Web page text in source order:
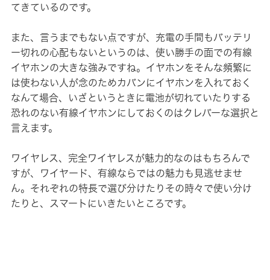
てきているのです。
また、言うまでもない点ですが、充電の手間もバッテリ
ー切れの心配もないというのは、使い勝手の面での有線
イヤホンの大きな強みですね。イヤホンをそんな頻繁に
は使わない人が念のためカバンにイヤホンを入れておく
なんて場合、いざというときに電池が切れていたりする
恐れのない有線イヤホンにしておくのはクレバーな選択と
言えます。
ワイヤレス、完全ワイヤレスが魅力的なのはもちろんで
すが、ワイヤード、有線ならではの魅力も見逃せませ
ん。それぞれの特長で選び分けたりその時々で使い分け
たりと、スマートにいきたいところです。